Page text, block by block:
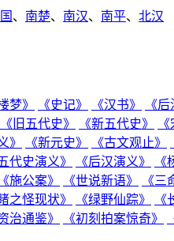
、 南楚、 南汉、 南平、 北汉
梦》 《史记》 《汉书》 《后
《旧五代史》 《新五代史》
》 《新元史》 《古文观止》
代史演义》 《后汉演义》 《
《施公案》 《世说新语》 《三
之怪现状》 《绿野仙踪》 《
治通鉴》 《初刻拍案惊奇》